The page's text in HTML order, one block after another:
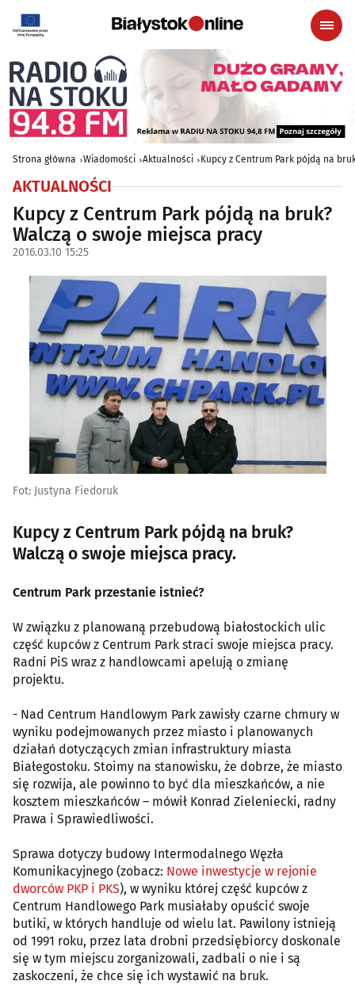
Strona główna Wiadomości Aktualności Kupcy z Centrum Park pójdą na
AKTUALNOŚCI
Kupcy z Centrum Park pójdą na bruk?
Walczą o swoje miejsca pracy
2016.03.10 15:25
Fot: Justyna Fiedoruk
Kupcy z Centrum Park pójdą na bruk?
Walczą o swoje miejsca pracy.
Centrum Park przestanie istnieć?
W związku z planowaną przebudową białostockich ulic
część kupców z Centrum Park straci swoje miejsca pracy.
Radni PiS wraz z handlowcami apelują o zmianę
projektu.
- Nad Centrum Handlowym Park zawisły czarne chmury w
wyniku podejmowanych przez miasto i planowanych
działań dotyczących zmian infrastruktury miasta
Białegostoku. Stoimy na stanowisku, że dobrze, że miasto
się rozwija, ale powinno to być dla mieszkańców, a nie
kosztem mieszkańców – mówił Konrad Zieleniecki, radny
Prawa i Sprawiedliwości.
Sprawa dotyczy budowy Intermodalnego Węzła
Komunikacyjnego (zobacz: Nowe inwestycje w rejonie
dworców PKP i PKS), w wyniku której część kupców z
Centrum Handlowego Park musiałaby opuścić swoje
butiki, w których handluje od wielu lat. Pawilony istnieją
od 1991 roku, przez lata drobni przedsiębiorcy doskonale
się w tym miejscu zorganizowali, zadbali o nie i są
zaskoczeni, że chce się ich wystawić na bruk.